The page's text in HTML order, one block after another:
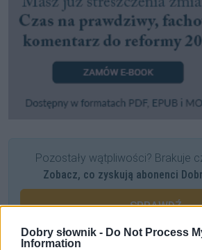
Dobry słownik - Do Not Process
Information
Pozostały wątpliwości? Brakuje
Zobacz, co zyskują abonenci
SPRAWDŹ